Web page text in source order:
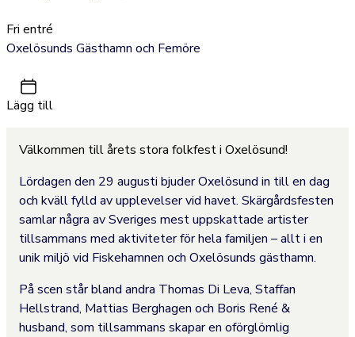
Fri entré
Oxelösunds Gästhamn och Femöre
Lägg till
Välkommen till årets stora folkfest i Oxelösund!
Lördagen den 29 augusti bjuder Oxelösund in till en dag
och kväll fylld av upplevelser vid havet. Skärgårdsfesten
samlar några av Sveriges mest uppskattade artister
tillsammans med aktiviteter för hela familjen – allt i en
unik miljö vid Fiskehamnen och Oxelösunds gästhamn.
På scen står bland andra Thomas Di Leva, Staffan
Hellstrand, Mattias Berghagen och Boris René &
husband, som tillsammans skapar en oförglömlig